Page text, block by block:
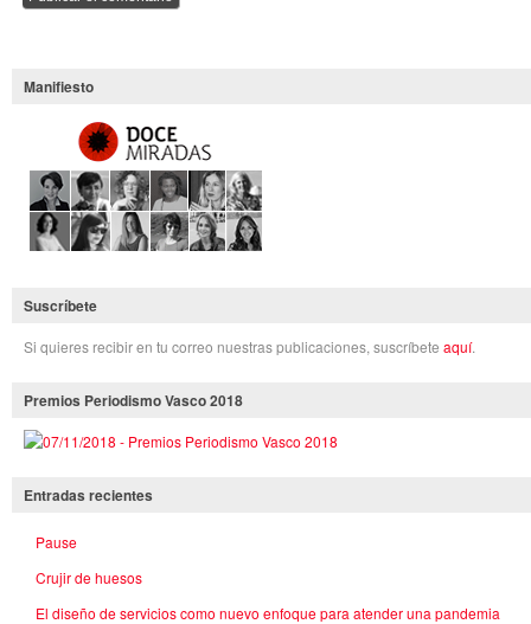
Manifiesto
Suscríbete
Si quieres recibir en tu correo nuestras publicaciones, suscríbete aquí.
Premios Periodismo Vasco 2018
Entradas recientes
Pause
Crujir de huesos
El diseño de servicios como nuevo enfoque para atender una pandemia